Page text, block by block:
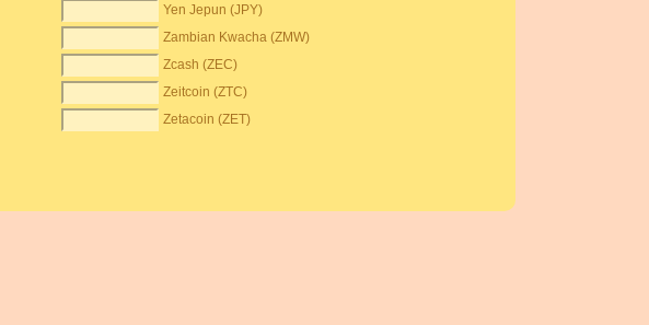
Yen Jepun (JPY)
Zambian Kwacha (ZMW)
Zcash (ZEC)
Zeitcoin (ZTC)
Zetacoin (ZET)